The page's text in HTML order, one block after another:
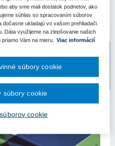
pre predplatiteľov
aby sme mali dostatok podnetov, ako
súhlas so spracovaním súborov
ukladajú vo vašom prehliadači.
Dáta využijeme na zlepšovanie našich
Vám na mieru. Viac informácií
cookie
súbory cookie
súbory cookie